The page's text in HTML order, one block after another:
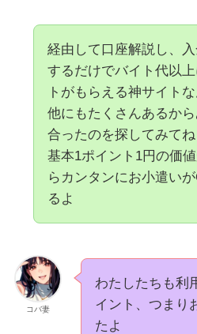
経由して口座解説し、入
するだけでバイト代以
トがもらえる神サイト
他にもたくさんあるか
合ったのを探してみてね
基本1ポイント1円の価
らカンタンにお小遣い
るよ
コバ妻
わたしたちも
イント、つまり
たよ